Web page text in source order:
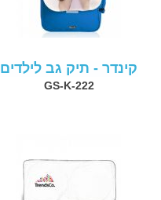
קינדר - תיק גב לילדים
GS-K-222